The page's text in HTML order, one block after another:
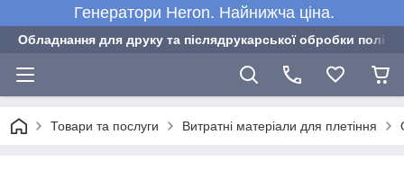
Генератори Heron. Найнижча ціна.
Обладнання для друку та післядрукарської обробки
Товари та послуги Витратні матеріали для плетіння